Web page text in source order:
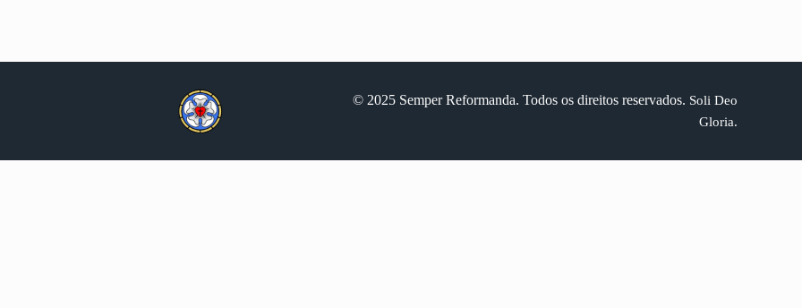
© 2025 Semper Reformanda. Todos os direitos reservados. Soli Deo
Gloria.